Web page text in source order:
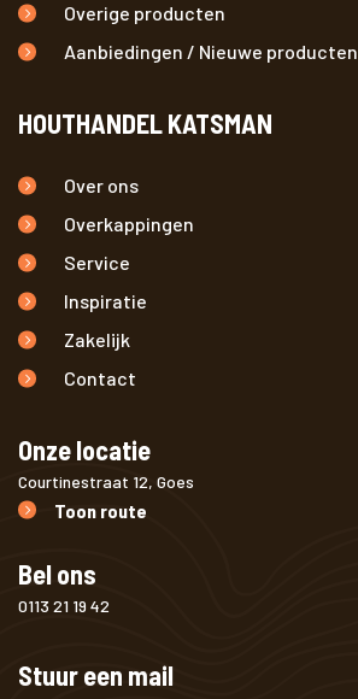
Overige producten
Aanbiedingen / Nieuwe producten
HOUTHANDEL KATSMAN
Over ons
Overkappingen
Service
Inspiratie
Zakelijk
Contact
Onze locatie
Courtinestraat 12, Goes
Toon route
Bel ons
0113 21 19 42
Stuur een mail